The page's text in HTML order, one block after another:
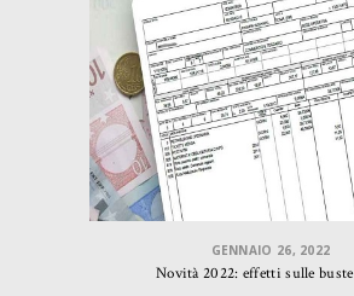
GENNAIO 26, 2022
Novità 2022: effetti sulle buste